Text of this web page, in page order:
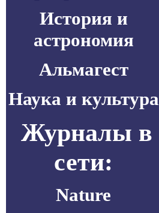
История и
астрономия
Альмагест
Наука и культура
Журналы в
сети:
Nature